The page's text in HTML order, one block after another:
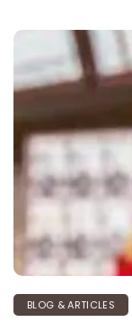
BLOG & ARTICLES